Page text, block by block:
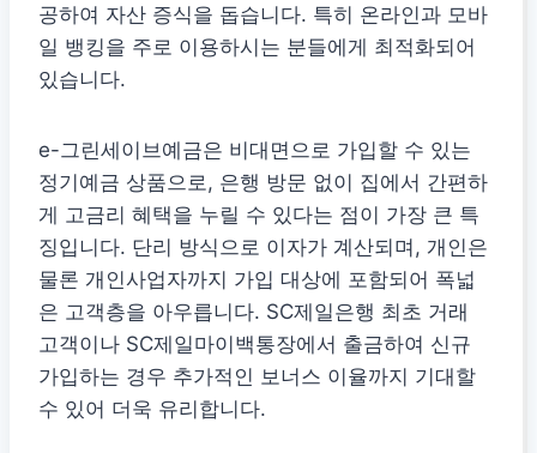
공하여 자산 증식을 돕습니다. 특히 온라인과 모바
일 뱅킹을 주로 이용하시는 분들에게 최적화되어
있습니다.
e-그린세이브예금은 비대면으로 가입할 수 있는
정기예금 상품으로, 은행 방문 없이 집에서 간편하
게 고금리 혜택을 누릴 수 있다는 점이 가장 큰 특
징입니다. 단리 방식으로 이자가 계산되며, 개인은
물론 개인사업자까지 가입 대상에 포함되어 폭넓
은 고객층을 아우릅니다. SC제일은행 최초 거래
고객이나 SC제일마이백통장에서 출금하여 신규
가입하는 경우 추가적인 보너스 이율까지 기대할
수 있어 더욱 유리합니다.